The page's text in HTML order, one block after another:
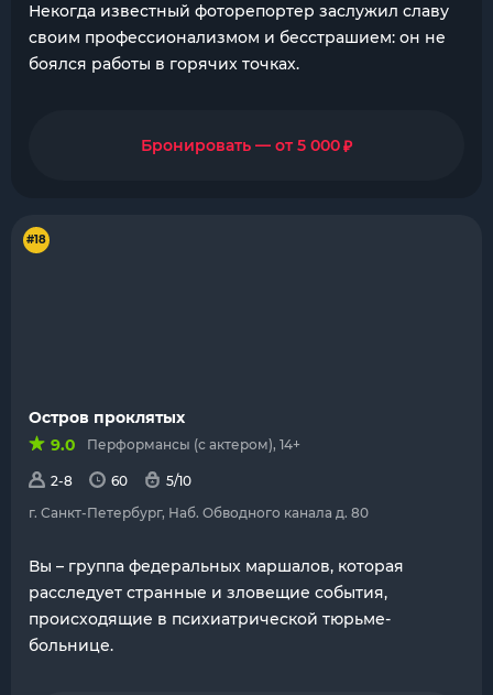
Некогда известный фоторепортер заслужил славу
своим профессионализмом и бесстрашием: он не
боялся работы в горячих точках.
Бронировать — от 5 000₽
#18
Остров проклятых
9.0
Перформансы (с актером), 14+
2-8 60
5/10
г. Санкт-Петербург, Наб. Обводного канала д. 80
Вы – группа федеральных маршалов, которая
расследует странные и зловещие события,
происходящие в психиатрической тюрьме-
больнице.